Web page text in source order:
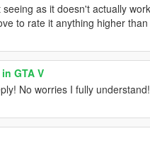
as it doesn't actually
to rate it anything higher
GTA V
No worries I fully